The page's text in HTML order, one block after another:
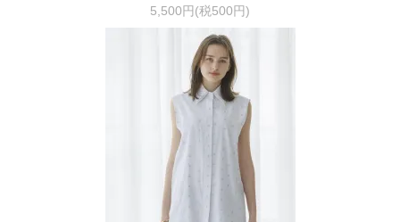
5,500円(税500円)